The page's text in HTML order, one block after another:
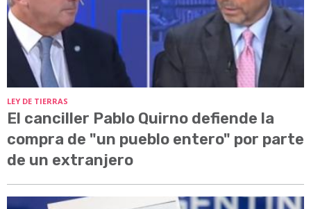
LEY DE TIERRAS
El canciller Pablo Quirno defiende la
compra de "un pueblo entero" por parte
de un extranjero